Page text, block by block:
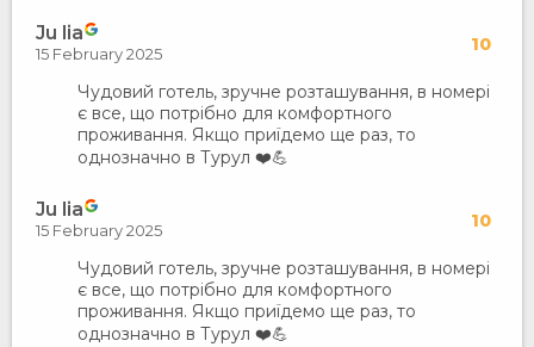
Ju lia 10
15 February 2025
Чудовий готель, зручне розташування, в номері
є все, що потрібно для комфортного
проживання. Якщо приїдемо ще раз, то
однозначно в Турул ❤️💪
Ju lia 10
15 February 2025
Чудовий готель, зручне розташування, в номері
є все, що потрібно для комфортного
проживання. Якщо приїдемо ще раз, то
однозначно в Турул ❤️💪